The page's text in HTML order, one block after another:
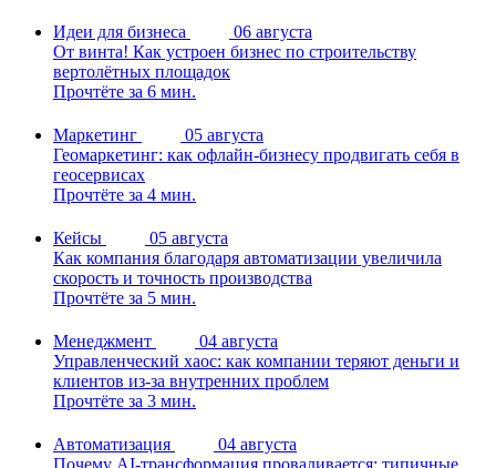
Идеи для бизнеса
06 августа
От винта! Как устроен бизнес по строительству
вертолётных площадок
Прочтёте за 6 мин.
Маркетинг
05 августа
Геомаркетинг: как офлайн-бизнесу продвигать себя в
геосервисах
Прочтёте за 4 мин.
Кейсы
05 августа
Как компания благодаря автоматизации увеличила
скорость и точность производства
Прочтёте за 5 мин.
Менеджмент
04 августа
Управленческий хаос: как компании теряют деньги и
клиентов из-за внутренних проблем
Прочтёте за 3 мин.
Автоматизация
04 августа